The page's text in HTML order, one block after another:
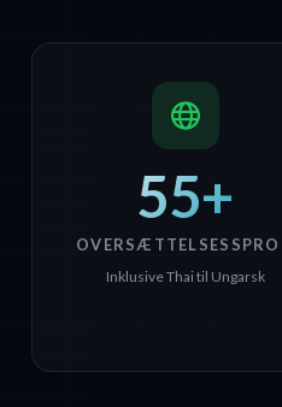
55+
Inklusive Thai til Ungarsk